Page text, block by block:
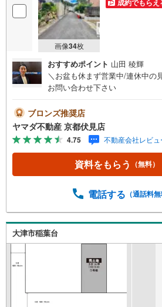
画像34枚
成約でもらえ
おすすめポイント 山田 稜輝
＼お盆も休まず営業中/連休中の
お問い合わせ下さい
ブロンズ推奨店
ヤマダ不動産 京都伏見店
4.75 不動産会社レビ
資料をもらう （無料）
電話する （通話料無
大津市稲葉台